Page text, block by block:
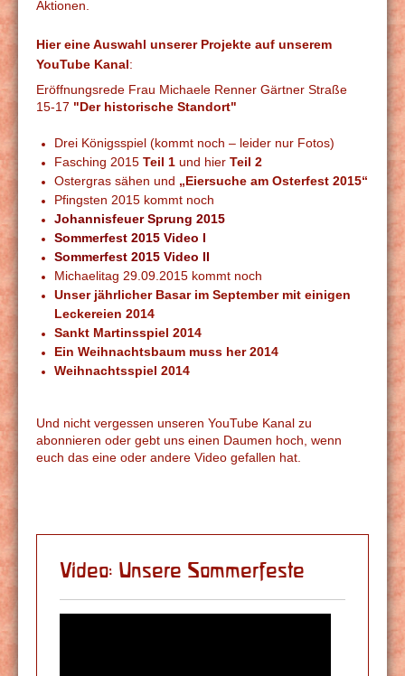
Aktionen.
Hier eine Auswahl unserer Projekte auf unserem
YouTube Kanal:
Eröffnungsrede Frau Michaele Renner Gärtner Straße
15-17 "Der historische Standort"
Drei Königsspiel (kommt noch – leider nur Fotos)
Fasching 2015 Teil 1 und hier Teil 2
Ostergras sähen und „Eiersuche am Osterfest 2015“
Pfingsten 2015 kommt noch
Johannisfeuer Sprung 2015
Sommerfest 2015 Video I
Sommerfest 2015 Video II
Michaelitag 29.09.2015 kommt noch
Unser jährlicher Basar im September mit einigen
Leckereien 2014
Sankt Martinsspiel 2014
Ein Weihnachtsbaum muss her 2014
Weihnachtsspiel 2014
Und nicht vergessen unseren YouTube Kanal zu
abonnieren oder gebt uns einen Daumen hoch, wenn
euch das eine oder andere Video gefallen hat.
Video: Unsere Sommerfeste